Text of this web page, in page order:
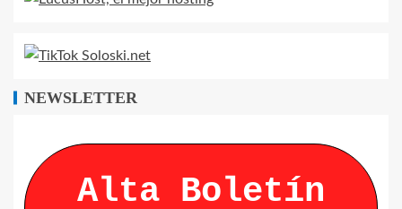
NEWSLETTER
Alta Boletín